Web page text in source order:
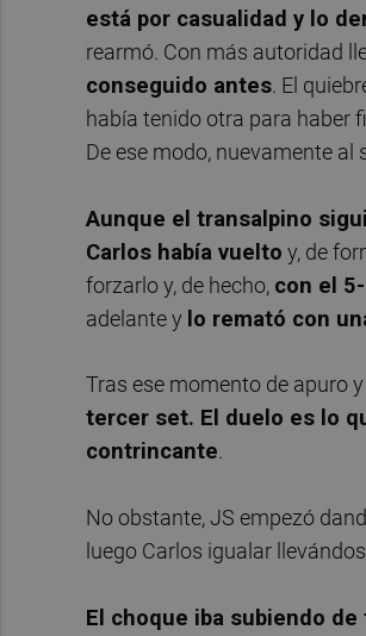
está por casualidad y lo
rearmó. Con más autoridad
conseguido antes. El
había tenido otra para haber
De ese modo, nuevamente
Aunque el transalpino
Carlos había vuelto y, de
forzarlo y, de hecho, con el
adelante y lo remató con
Tras ese momento de apuro y
tercer set. El duelo es lo
contrincante.
No obstante, JS empezó
luego Carlos igualar
El choque iba subiendo